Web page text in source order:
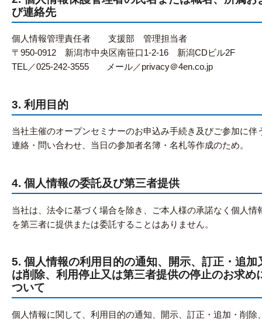
び連絡先
個人情報管理責任者 支援部 管理担当者
〒950-0912 新潟市中央区南笹口1-2-16 新潟CDビル2F
TEL／025-242-3555 メール／privacy＠4en.co.jp
3. 利用目的
当社主催のオープンセミナーのお申込み手続き及びご参加に伴
連絡・問い合わせ、当日の参加者名簿・名札等作成のため。
4. 個人情報の委託及び第三者提供
当社は、法令に基づく場合を除き、ご本人様の承諾なく個人情
を第三者に提供または委託することはありません。
5. 個人情報の利用目的の通知、開示、訂正・追加
は削除、利用停止又は第三者提供の停止のお求め
ついて
個人情報に関して、利用目的の通知、開示、訂正・追加・削除